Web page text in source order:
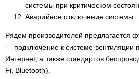
Накладные датчики
Накладные датчики
Наружные датчики
системы при критическом
Аварийное отключение системы.
Рядом производителей предлагается
— подключение к системе вентиляции
Интернет, а также стандартов
Fi, Bluetooth).